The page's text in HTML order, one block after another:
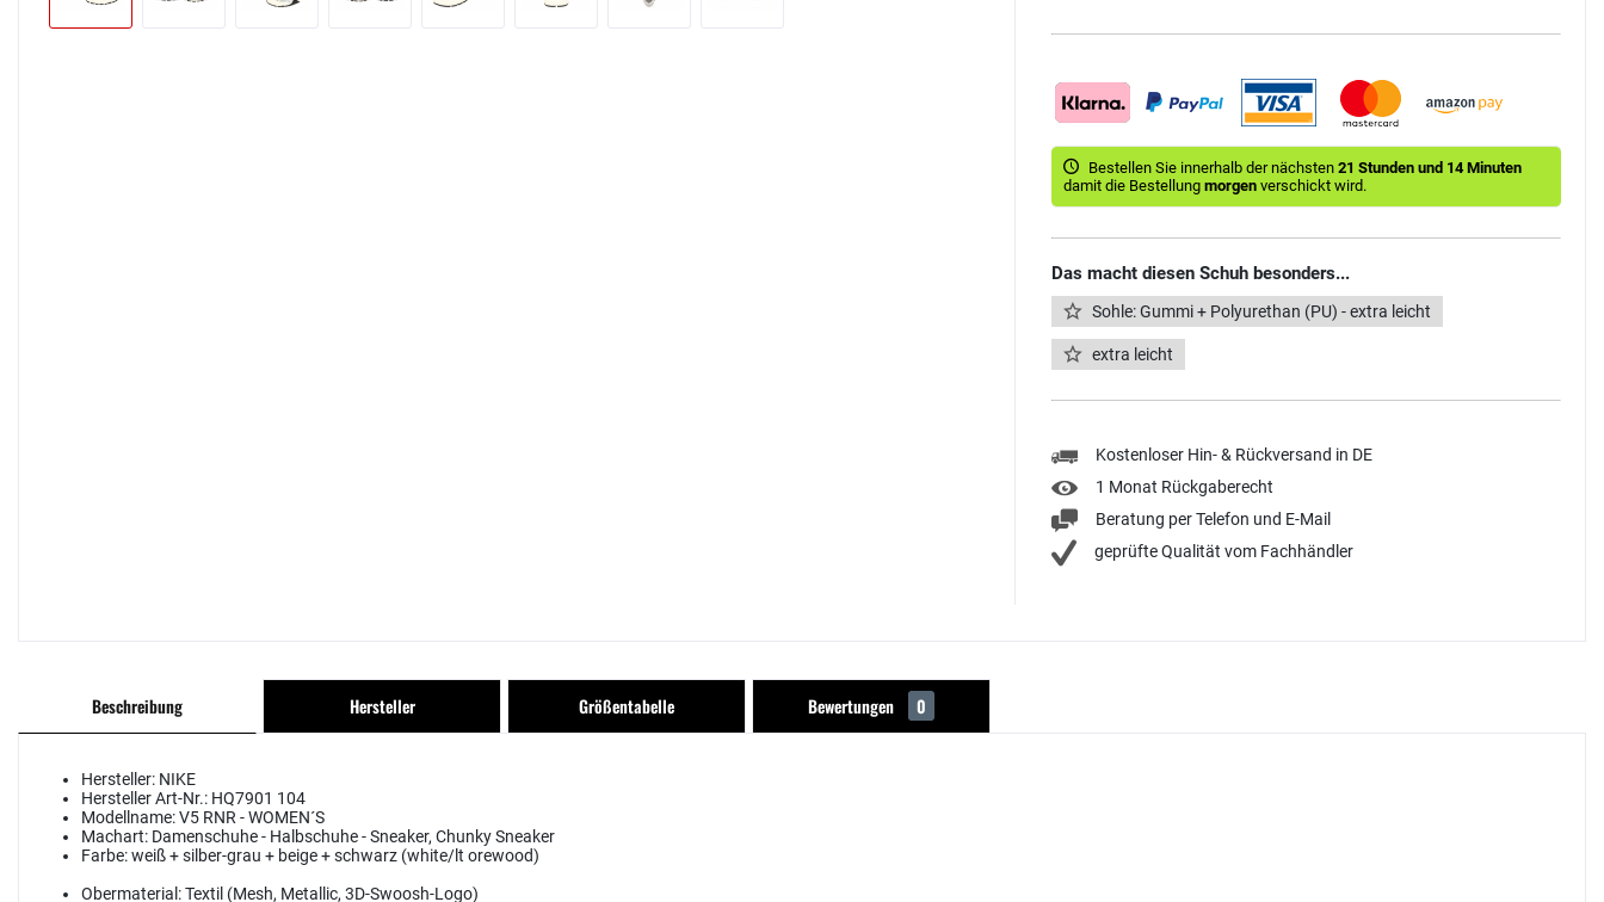
Bestellen Sie innerhalb der nächsten21 Stunden und 14 Minuten
damit die Bestellungmorgen verschickt wird.
Das macht diesen Schuh besonders...
Sohle: Gummi + Polyurethan (PU) - extra leicht
extra leicht
Kostenloser Hin- & Rückversand in DE
1 Monat Rückgaberecht
Beratung per Telefon und E-Mail
geprüfte Qualität vom Fachhändler
Beschreibung Hersteller Größentabelle Bewertungen 0
Hersteller: NIKE
Hersteller Art-Nr.: HQ7901 104
Modellname:V5 RNR - WOMEN´S
Machart: Damenschuhe - Halbschuhe - Sneaker, Chunky Sneaker
Farbe:weiß + silber-grau + beige + schwarz (white/lt orewood)
Obermaterial:Textil (Mesh, Metallic, 3D-Swoosh-Logo)